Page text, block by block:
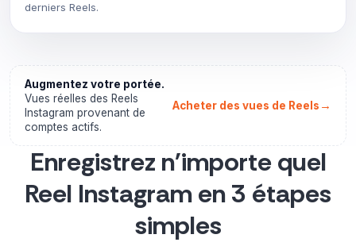
derniers Reels.
Augmentez votre portée.
Vues réelles des Reels
Instagram provenant de
comptes actifs.
Acheter des vues de Reels →
Enregistrez n'importe quel
Reel Instagram en 3 étapes
simples